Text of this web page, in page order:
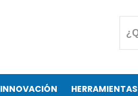
INNOVACIÓN HERRAMIENTAS